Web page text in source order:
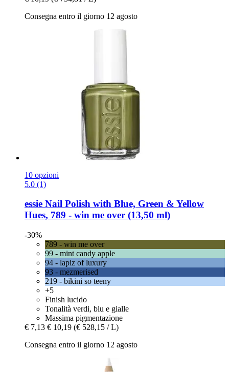
Consegna entro il giorno 12 agosto
10 opzioni
5.0 (1)
essie Nail Polish with Blue, Green & Yellow
Hues, 789 -​ win me over (13,50 ml)
-30%
789 - win me over
99 - mint candy apple
94 - lapiz of luxury
93 - mezmerised
219 - bikini so teeny
+5
Finish lucido
Tonalità verdi, blu e gialle
Massima pigmentazione
€ 7,13 € 10,19 (€ 528,15 / L)
Consegna entro il giorno 12 agosto